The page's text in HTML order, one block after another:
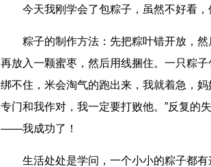
今天我刚学会了包粽子，虽然不好看，
粽子的制作方法：先把粽叶错开放，
再放入一颗蜜枣，然后用线捆住。一只粽
绑不住，米会淘气的跑出来，我就着急，
专门和我作对，我一定要打败他。”反复的
——我成功了！
生活处处是学问，一个小小的粽子都